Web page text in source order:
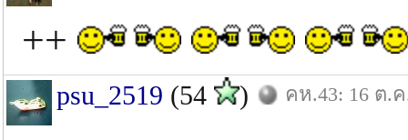
++
psu_2519 (54 ) คห.43: 16 ต.